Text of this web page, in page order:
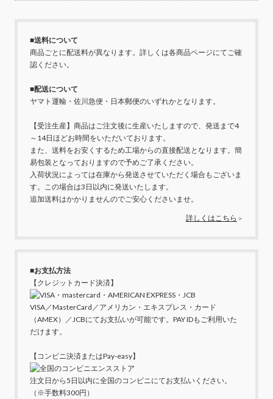
■送料について
商品ごとに配送料が異なります。詳しくは各商品ページにてご確
認ください。
■配送について
ヤマト運輸・佐川急便・日本郵便のいずれかとなります。
【受注生産】商品はご注文後に生産いたしますので、発送まで4
～14日ほどお時間をいただいております。
また、送料をお安くするため工場からの直接配送となります。簡
易包装となっておりますので予めご了承ください。
入荷状況によっては在庫から発送させていただく場合もございま
す。この場合は3日以内に発送いたします。
追加送料はかかりませんのでご安心くださいませ。
詳しくはこちら ＞
■お支払方法
【クレジットカード決済】
VISA／MasterCard／アメリカン・エキスプレス・カード
（AMEX）／JCBにてお支払いが可能です。PAY IDもご利用いた
だけます。
【コンビニ決済またはPay-easy】
注文日から5日以内に全国のコンビニにてお支払いください。
（※手数料300円）